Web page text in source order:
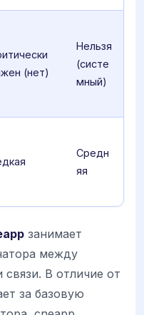
(нет)
Нельзя
(систе
мный)
Средн
яя
занимает
между
В отличие от
за базовую